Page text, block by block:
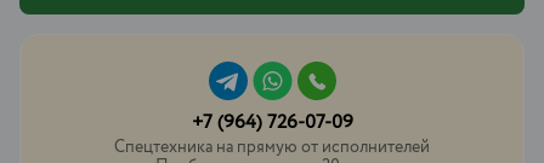
+7 (964) 726-07-09
Спецтехника на прямую от исполнителей